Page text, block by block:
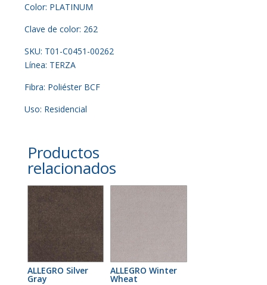
Color: PLATINUM
Clave de color: 262
SKU: T01-C0451-00262
Línea: TERZA
Fibra: Poliéster BCF
Uso: Residencial
Productos
relacionados
ALLEGRO Silver
Gray
ALLEGRO Winter
Wheat